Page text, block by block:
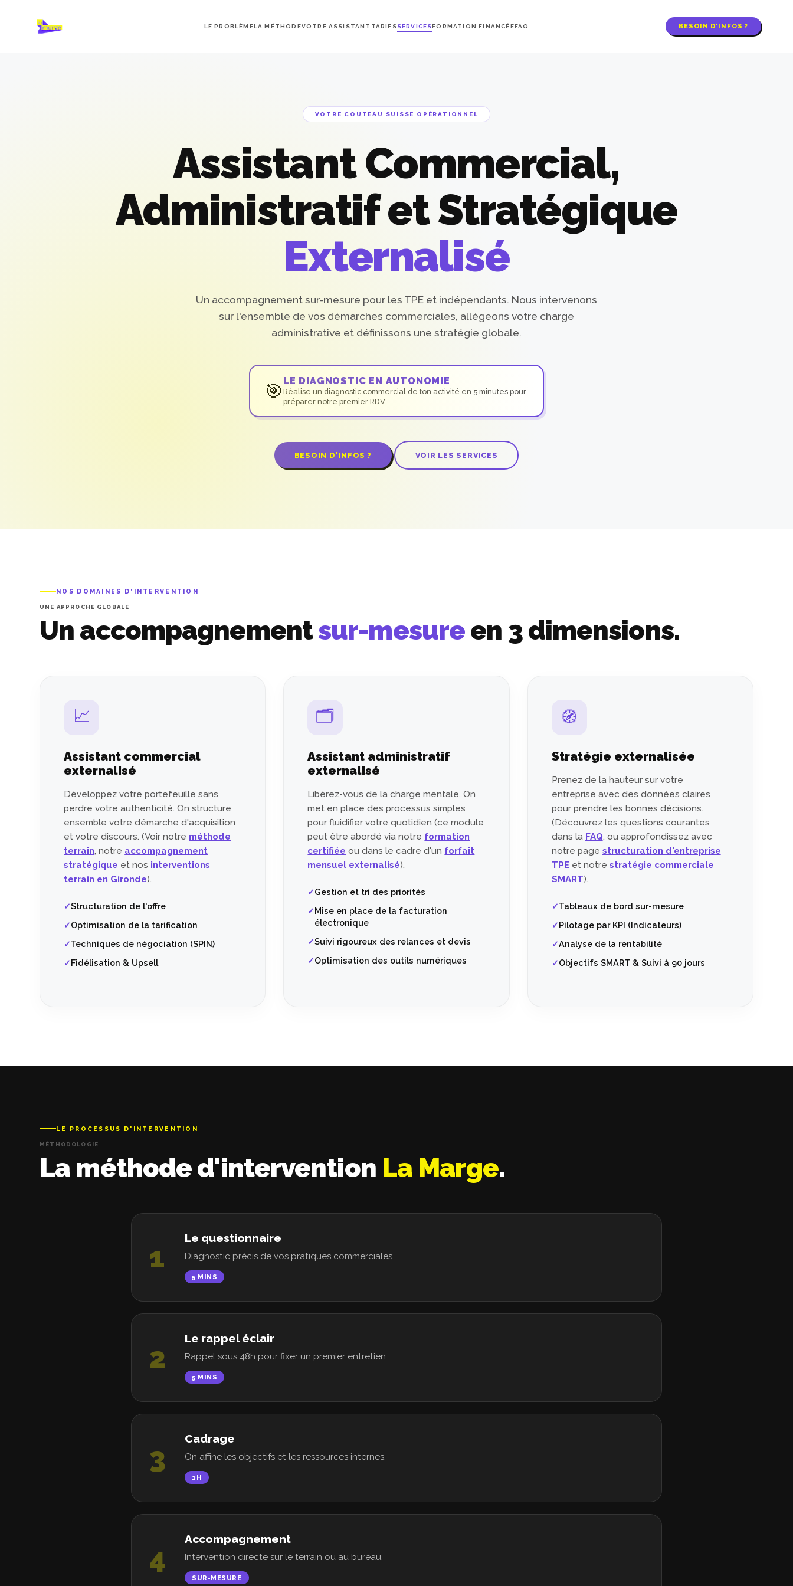
LE PROBLÈMELA MÉTHODEVOTRE ASSISTANT TARIFSSERVICESFORMATION FINANCÉEFAQ BESOIN D'INFOS ?
VOTRE COUTEAU SUISSE OPÉRATIONNEL
Assistant Commercial,
Administratif et Stratégique
Externalisé
Un accompagnement sur-mesure pour les TPE et indépendants. Nous intervenons
sur l'ensemble de vos démarches commerciales, allégeons votre charge
administrative et définissons une stratégie globale.
🎯 LE DIAGNOSTIC EN AUTONOMIE
Réalise un diagnostic commercial de ton activité en 5 minutes pour
préparer notre premier RDV.
BESOIN D'INFOS ? VOIR LES SERVICES
NOS DOMAINES D'INTERVENTION
UNE APPROCHE GLOBALE
Un accompagnementsur-mesureen 3 dimensions.
📈
Assistant commercial
externalisé
Développez votre portefeuille sans
perdre votre authenticité. On structure
ensemble votre démarche d'acquisition
et votre discours. (Voir notre méthode
terrain, notre accompagnement
stratégique et nos interventions
terrain en Gironde).
Structuration de l'offre
Optimisation de la tarification
Techniques de négociation (SPIN)
Fidélisation & Upsell
🗂️
Assistant administratif
externalisé
Libérez-vous de la charge mentale. On
met en place des processus simples
pour fluidifier votre quotidien (ce module
peut être abordé via notre formation
certifiée ou dans le cadre d'un forfait
mensuel externalisé).
Gestion et tri des priorités
Mise en place de la facturation
électronique
Suivi rigoureux des relances et devis
Optimisation des outils numériques
🧭
Stratégie externalisée
Prenez de la hauteur sur votre
entreprise avec des données claires
pour prendre les bonnes décisions.
(Découvrez les questions courantes
dans la FAQ, ou approfondissez avec
notre page structuration d'entreprise
TPEet notre stratégie commerciale
SMART).
Tableaux de bord sur-mesure
Pilotage par KPI (Indicateurs)
Analyse de la rentabilité
Objectifs SMART & Suivi à 90 jours
LE PROCESSUS D'INTERVENTION
MÉTHODOLOGIE
La méthode d'intervention La Marge.
1
Le questionnaire
Diagnostic précis de vos pratiques commerciales.
5 MINS
2
Le rappel éclair
Rappel sous 48h pour fixer un premier entretien.
5 MINS
3
Cadrage
On affine les objectifs et les ressources internes.
1H
4
Accompagnement
Intervention directe sur le terrain ou au bureau.
SUR-MESURE